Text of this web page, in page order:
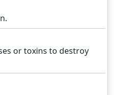
or toxins to destroy